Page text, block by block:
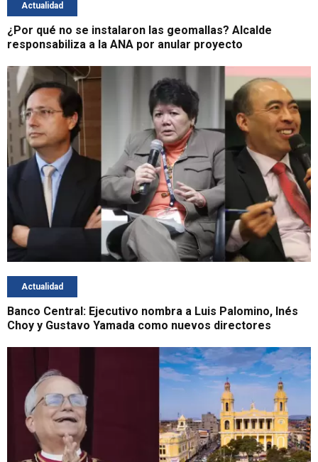
Actualidad
¿Por qué no se instalaron las geomallas? Alcalde
responsabiliza a la ANA por anular proyecto
Actualidad
Banco Central: Ejecutivo nombra a Luis Palomino, Inés
Choy y Gustavo Yamada como nuevos directores